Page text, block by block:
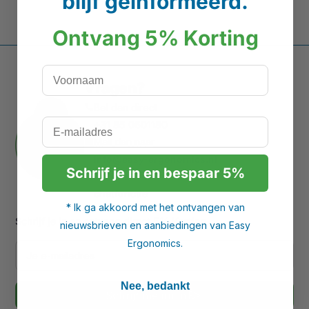
Vragen?
chat_bubbleGebruik dan de
chatfunctie
Schrijf je in en ontvang direct5% Korting
Schrijf me nu in send
Ontvang 5% Korting
Voornaam
E-mailadres
Schrijf je in en bespaar 5%
* Ik ga akkoord met het ontvangen van
nieuwsbrieven en aanbiedingen van Easy
Ergonomics.
Nee, bedankt